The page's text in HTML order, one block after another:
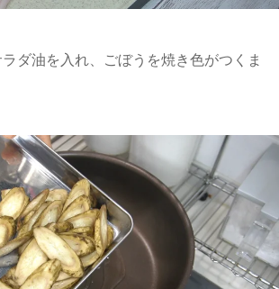
ダ油を入れ、ごぼうを焼き色がつくま